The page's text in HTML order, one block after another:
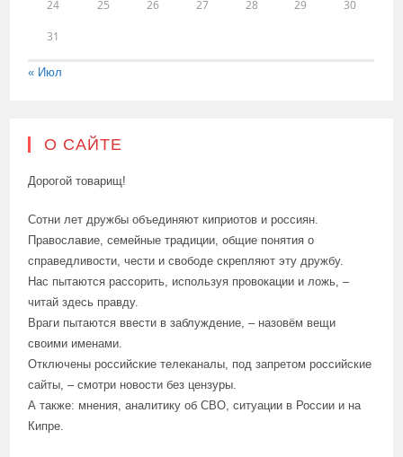
24 25 26 27 28 29 30
31
« Июл
О САЙТЕ
Дорогой товарищ!
Сотни лет дружбы объединяют киприотов и россиян.
Православие, семейные традиции, общие понятия о
справедливости, чести и свободе скрепляют эту дружбу.
Нас пытаются рассорить, используя провокации и ложь, –
читай здесь правду.
Враги пытаются ввести в заблуждение, – назовём вещи
своими именами.
Отключены российские телеканалы, под запретом российские
сайты, – смотри новости без цензуры.
А также: мнения, аналитику об СВО, ситуации в России и на
Кипре.